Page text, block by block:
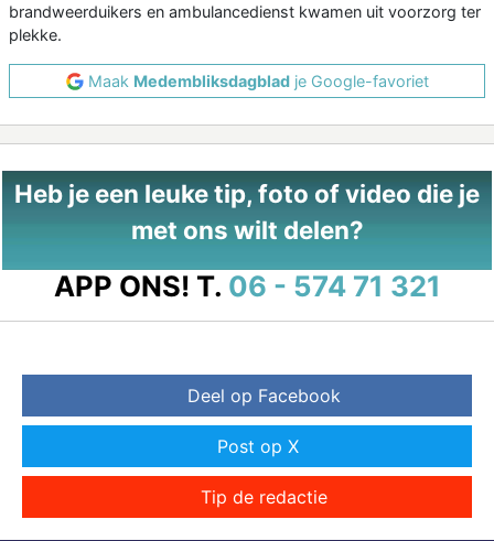
brandweerduikers en ambulancedienst kwamen uit voorzorg ter
plekke.
Maak Medembliksdagbladje Google-favoriet
Heb je een leuke tip, foto of video die je
met ons wilt delen?
APP ONS! T. 06 - 574 71 321
Deel op Facebook
Post op X
Tip de redactie